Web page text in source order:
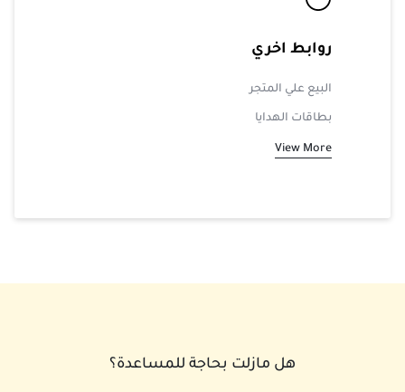
روابط اخري
البيع علي المتجر
بطاقات الهدايا
View More
هل مازلت بحاجة للمساعدة؟